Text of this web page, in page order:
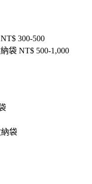
300-500
袋 NT$ 500-1,000
袋